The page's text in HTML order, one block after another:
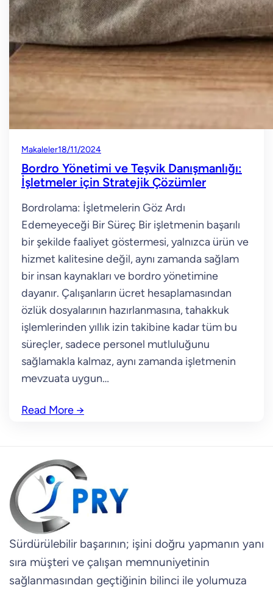
Makaleler18/11/2024
Bordro Yönetimi ve Teşvik Danışmanlığı:
İşletmeler için Stratejik Çözümler
Bordrolama: İşletmelerin Göz Ardı
Edemeyeceği Bir Süreç Bir işletmenin başarılı
bir şekilde faaliyet göstermesi, yalnızca ürün ve
hizmet kalitesine değil, aynı zamanda sağlam
bir insan kaynakları ve bordro yönetimine
dayanır. Çalışanların ücret hesaplamasından
özlük dosyalarının hazırlanmasına, tahakkuk
işlemlerinden yıllık izin takibine kadar tüm bu
süreçler, sadece personel mutluluğunu
sağlamakla kalmaz, aynı zamanda işletmenin
mevzuata uygun…
Read More →
Sürdürülebilir başarının; işini doğru yapmanın yanı
sıra müşteri ve çalışan memnuniyetinin
sağlanmasından geçtiğinin bilinci ile yolumuza